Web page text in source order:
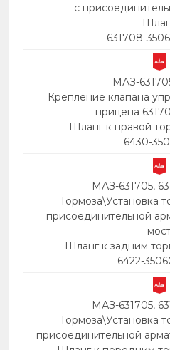
с
631708-
МАЗ-
Крепление клапана
прицепа
Шланг к правой
6430-
МАЗ-631705,
Тормоза\Установка
присоединительной
Шланг к задним
6422-
МАЗ-631705,
Тормоза\Установка
присоединительной